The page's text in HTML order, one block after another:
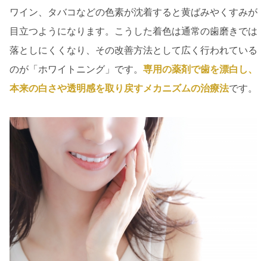
ワイン、タバコなどの色素が沈着すると黄ばみやくすみが
目立つようになります。こうした着色は通常の歯磨きでは
落としにくくなり、その改善方法として広く行われている
のが「ホワイトニング」です。 専用の薬剤で歯を漂白し、
本来の白さや透明感を取り戻すメカニズムの治療法です。